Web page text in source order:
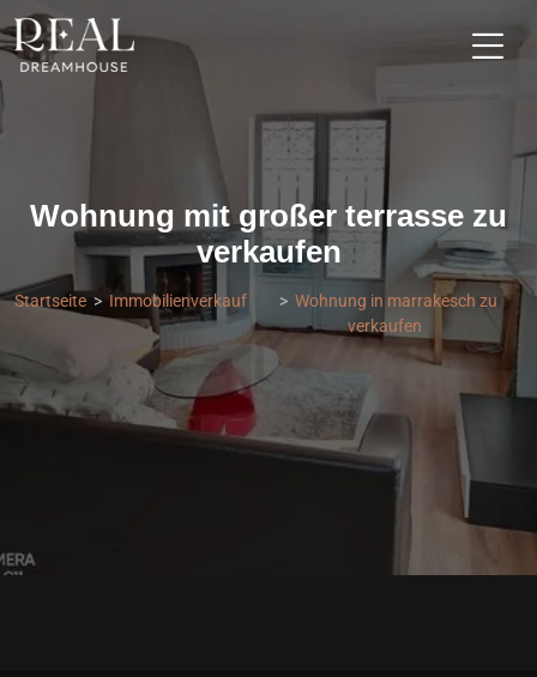
Wohnung mit großer terrasse zu
verkaufen
Startseite Immobilienverkauf
Wohnung in marrakesch zu
verkaufen